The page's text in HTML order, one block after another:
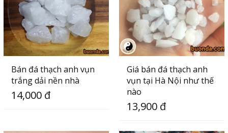
Bán đá thạch anh vụn
trắng dải nền nhà
14,000 đ
Giá bán đá thạch anh
vụn tại Hà Nội như thế
nào
13,900 đ